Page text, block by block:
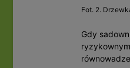
Fot. 2.
Gdy